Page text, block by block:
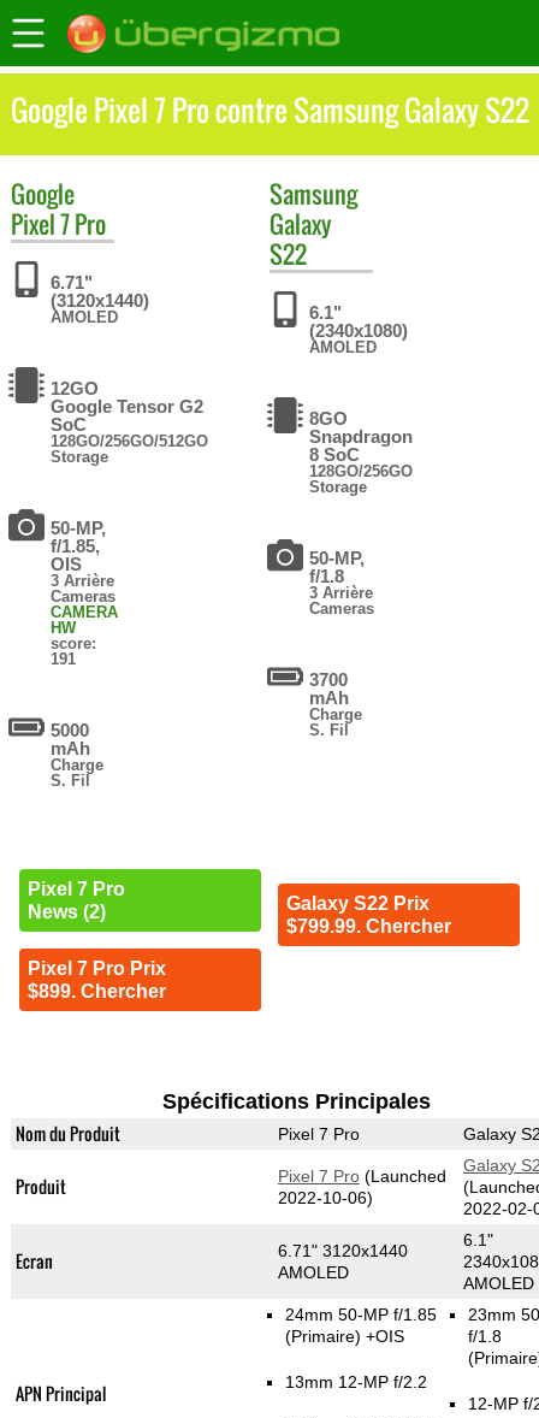
Google Pixel 7 Pro contre Samsung Galaxy S22
Google
Pixel 7 Pro
6.71"
(3120x1440)
AMOLED
12GO
Google Tensor G2
SoC
128GO/256GO/512GO
Storage
50-MP,
f/1.85,
OIS
3 Arrière
Cameras
CAMERA
HW
score:
191
5000
mAh
Charge
S. Fil
Pixel 7 Pro
News (2)
Pixel 7 Pro Prix
$899. Chercher
Samsung
Galaxy
S22
6.1"
(2340x1080)
AMOLED
8GO
Snapdragon
8 SoC
128GO/256GO
Storage
50-MP,
f/1.8
3 Arrière
Cameras
3700
mAh
Charge
S. Fil
Galaxy S22 Prix
$799.99. Chercher
Spécifications Principales
Nom du Produit Pixel 7 Pro Galaxy
Produit Pixel 7 Pro(Launched
2022-10-06)
Galaxy
2022-02-
Ecran
6.71" 3120x1440
AMOLED
6.1"
AMOLED
APN Principal
24mm 50-MP f/1.85
(Primaire) +OIS
13mm 12-MP f/2.2
23mm
f/1.8
12-MP f/